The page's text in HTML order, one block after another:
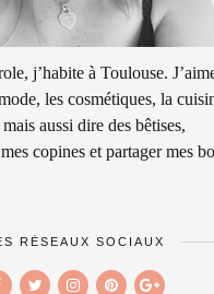
j’habite à Toulouse.
les cosmétiques, la
aussi dire des bêtises,
copines et partager mes
RÉSEAUX SOCIAUX